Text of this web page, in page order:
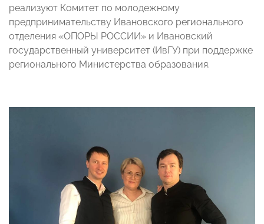
реализуют Комитет по молодежному
предпринимательству Ивановского регионального
отделения «ОПОРЫ РОССИИ» и Ивановский
государственный университет (ИвГУ) при поддержке
регионального Министерства образования.